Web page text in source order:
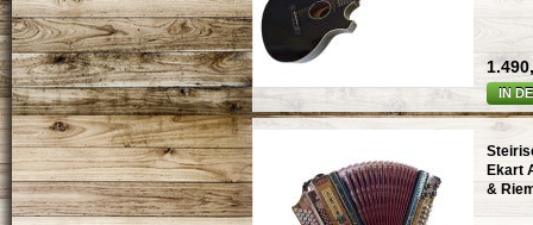
IN
Ekart
&